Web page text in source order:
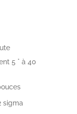
5 ° à 40
sigma